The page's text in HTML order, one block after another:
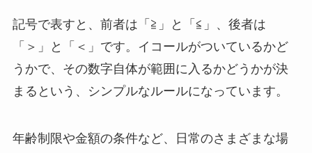
記号で表すと、前者は「≧」と「≦」、後者は
「＞」と「＜」です。イコールがついているかど
うかで、その数字自体が範囲に入るかどうかが決
まるという、シンプルなルールになっています。
年齢制限や金額の条件など、日常のさまざまな場